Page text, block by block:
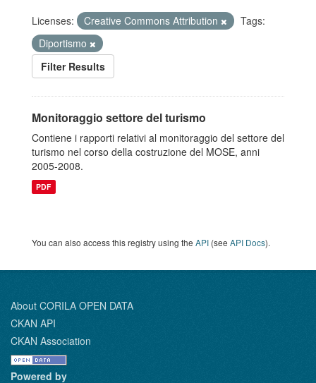
Licenses: Creative Commons Attribution
Tags:
Diportismo
Filter Results
Monitoraggio settore del turismo
Contiene i rapporti relativi al monitoraggio del settore del
turismo nel corso della costruzione del MOSE, anni
2005-2008.
PDF
You can also access this registry using the API (see API Docs).
About CORILA OPEN DATA
CKAN API
CKAN Association
Powered by